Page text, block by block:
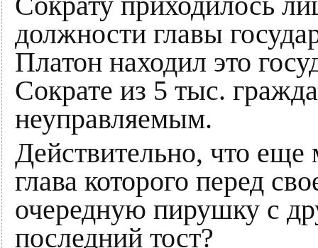
должности главы
Платон находил это
Сократе из 5 тыс.
неуправляемым.
Действительно, что еще
глава которого перед
очередную пирушку с
последний тост?